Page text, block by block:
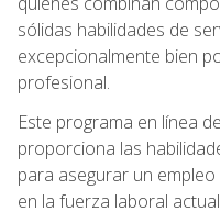
sólidas habilidades de
excepcionalmente bien
profesional.
Este programa en línea
proporciona las
para asegurar un
en la fuerza laboral